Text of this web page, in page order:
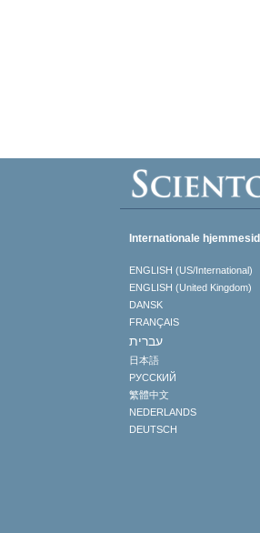
Internationale
ENGLISH (US/International)
ENGLISH (United Kingdom)
DANSK
FRANÇAIS
עברית
日本語
РУССКИЙ
繁體中文
NEDERLANDS
DEUTSCH